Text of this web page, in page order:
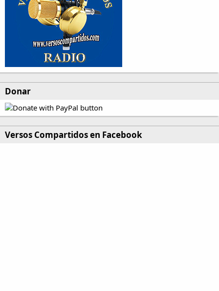
Donar
Versos Compartidos en Facebook